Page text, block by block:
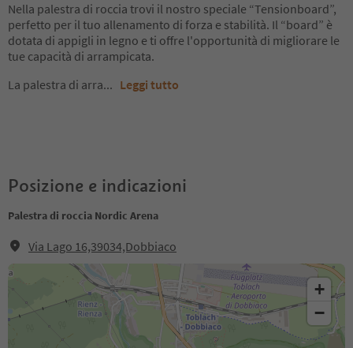
Nella palestra di roccia trovi il nostro speciale “Tensionboard”,
perfetto per il tuo allenamento di forza e stabilità. Il “board” è
dotata di appigli in legno e ti offre l'opportunità di migliorare le
tue capacità di arrampicata.
La palestra di arra... Leggi tutto
Posizione e indicazioni
Palestra di roccia Nordic Arena
Via Lago 16,39034,Dobbiaco
+
−